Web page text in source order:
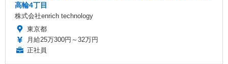
高輪4丁目
株式会社enrich technology
東京都
月給25万300円～32万円
正社員